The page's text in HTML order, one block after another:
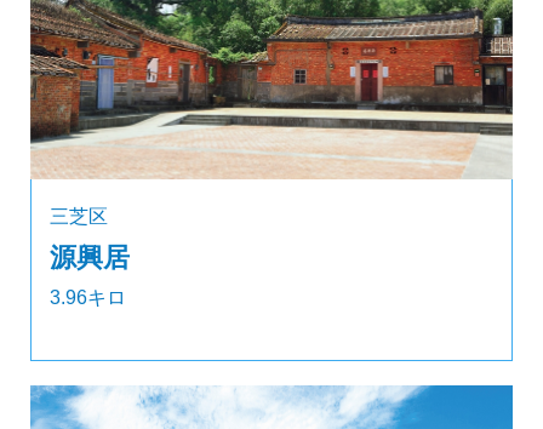
三芝区
源興居
3.96キロ